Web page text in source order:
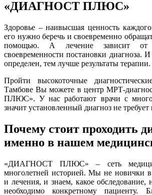
«ДИАГНОСТ ПЛЮС»
Здоровье – наивысшая ценность
его нужно беречь и своевременно
помощью. А лечение зависит от
своевременности постановки диагноза.
определен, тем лучше результаты терапии.
Пройти высокоточные
Тамбове Вы можете в центр МРТ-
ПЛЮС». У нас работают врачи с
значит установленный диагноз не
Почему стоит проходить
именно в нашем
«ДИАГНОСТ ПЛЮС» – сеть
многолетней историей. Мы не новички в
и лечения, и знаем, какое обследование,
необходимо конкретному пациенту.